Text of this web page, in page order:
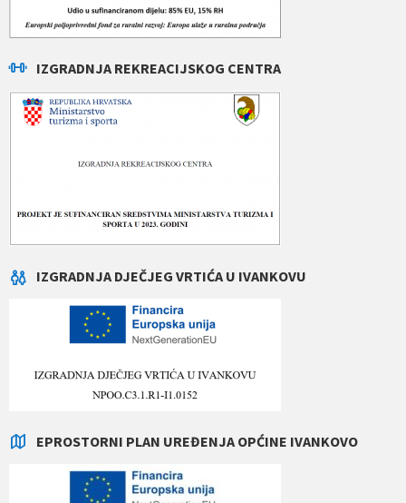
IZGRADNJA REKREACIJSKOG CENTRA
IZGRADNJA DJEČJEG VRTIĆA U IVANKOVU
EPROSTORNI PLAN UREĐENJA OPĆINE IVANKOVO